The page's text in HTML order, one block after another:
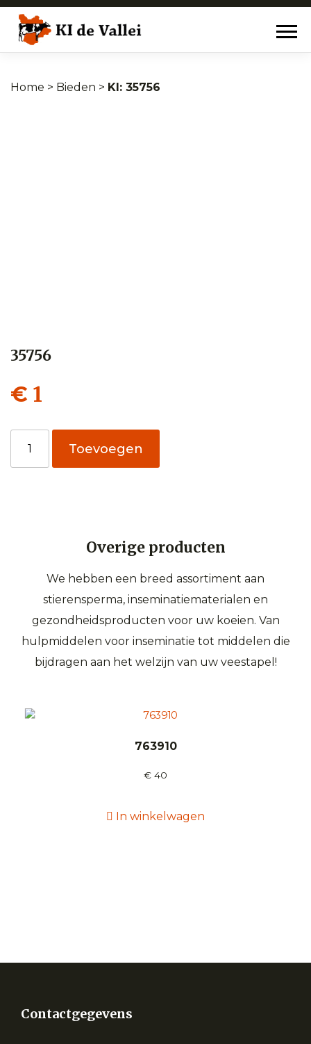
Home > Bieden > 35756
35756
€ 1
aantal
Toevoegen
Overige producten
We hebben een breed assortiment aan
stierensperma, inseminatiematerialen en
gezondheidsproducten voor uw koeien. Van
hulpmiddelen voor inseminatie tot middelen die
bijdragen aan het welzijn van uw veestapel!
763910
€ 40
In winkelwagen
Contactgegevens